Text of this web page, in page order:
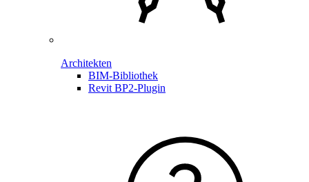
Architekten
BIM-Bibliothek
Revit BP2-Plugin